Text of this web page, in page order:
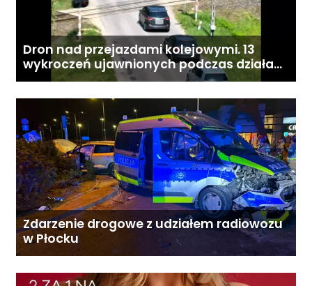
Dron nad przejazdami kolejowymi. 13
wykroczeń ujawnionych podczas działań
„Bezpieczny przejazd kolejowy”
Zdarzenie drogowe z udziałem radiowozu
w Płocku